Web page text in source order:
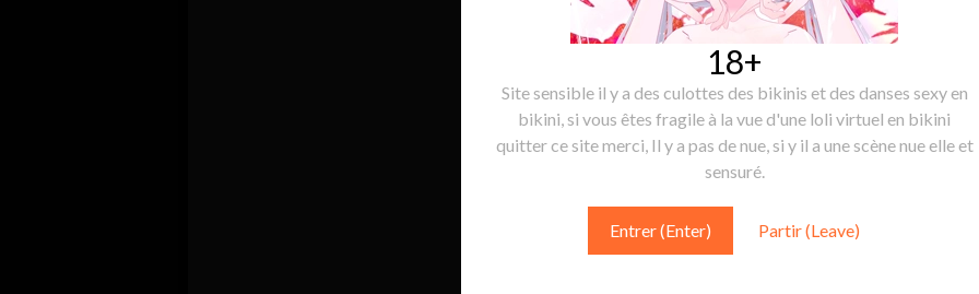
18+
Site sensible il y a des culottes des bikinis et des danses sexy en
bikini, si vous êtes fragile à la vue d'une loli virtuel en bikini
quitter ce site merci, Il y a pas de nue, si y il a une scène nue elle et
sensuré.
Entrer (Enter) Partir (Leave)